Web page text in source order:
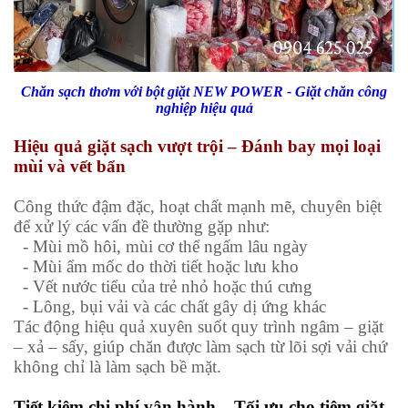
Chăn sạch thơm với bột giặt NEW POWER - Giặt chăn công
nghiệp hiệu quả
Hiệu quả giặt sạch vượt trội – Đánh bay mọi loại
mùi và vết bẩn
Công thức đậm đặc, hoạt chất mạnh mẽ, chuyên biệt
để xử lý các vấn đề thường gặp như:
- Mùi mồ hôi, mùi cơ thể ngấm lâu ngày
- Mùi ẩm mốc do thời tiết hoặc lưu kho
- Vết nước tiểu của trẻ nhỏ hoặc thú cưng
- Lông, bụi vải và các chất gây dị ứng khác
Tác động hiệu quả xuyên suốt quy trình ngâm – giặt
– xả – sấy, giúp chăn được làm sạch từ lõi sợi vải chứ
không chỉ là làm sạch bề mặt.